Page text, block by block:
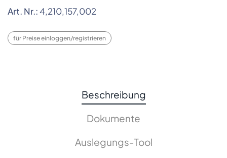
Art. Nr.:4,210,157,002
für Preise einloggen/registrieren
Beschreibung
Dokumente
Auslegungs-Tool